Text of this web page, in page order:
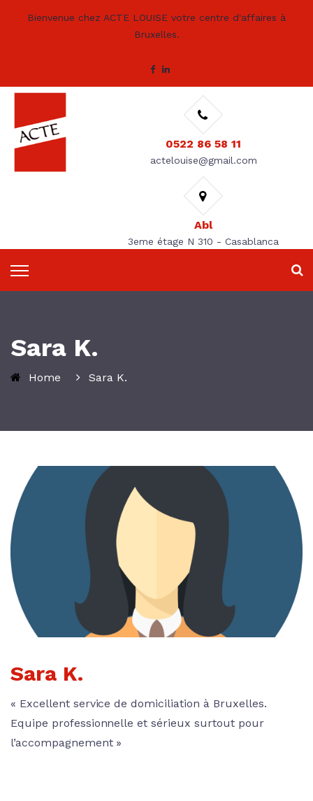
Bienvenue chez ACTE LOUISE votre centre d'affaires à
Bruxelles.
0522 86 58 11
actelouise@gmail.com
Abl
3eme étage N 310 - Casablanca
Sara K.
Home Sara K.
Sara K.
« Excellent service de domiciliation à Bruxelles.
Equipe professionnelle et sérieux surtout pour
l’accompagnement »